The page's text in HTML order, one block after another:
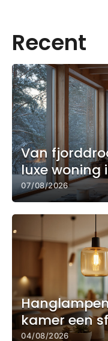
Recent
Van
luxe woning
07/08/2026
kamer een
04/08/2026